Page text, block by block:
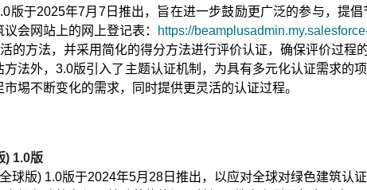
版于2025年7月7日推出，旨在进一步鼓励更广泛的参与，提
会网站上的网上登记表：
https://
的方法，并采用简化的得分方法进行评价认证，确保评价过程
方法外，3.0版引入了主题认证机制，为具有多元化认证需求
埸不断变化的需求，同时提供更灵活的认证过程。
) 1.0版
球版) 1.0版于2024年5月28日推出，以应对全球对绿色建筑认证